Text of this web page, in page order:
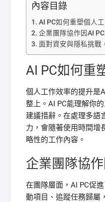
內容目錄
AI PC如何重塑個人工
企業團隊協作因AI
面對資安與隱私挑戰
AI PC如何重
個人工作效率的提升是
整上。AI PC能理解你
建議措辭。在處理多語
力，會隨著使用時間增
略性的工作內容。
企業團隊協
在團隊層面，AI PC促
動項目、追蹤任務歸屬